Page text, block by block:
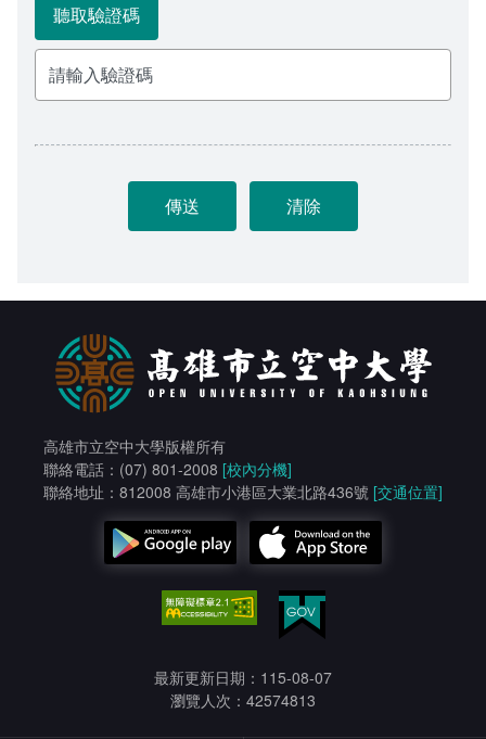
聽取驗證碼
高雄市立空中大學版權所有
聯絡電話：(07) 801-2008 [校內分機]
聯絡地址：812008 高雄市小港區大業北路436號 [交通位置]
最新更新日期：115-08-07
瀏覽人次：42574813